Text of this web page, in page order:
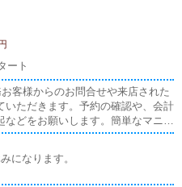
ート
客様からのお問合せや来店された
いただきます。予約の確認や、会計
などをお願いします。簡単なマニュ
に付いて業務内容を見ながら徐々に
で働いていただいているキャスト
になります。